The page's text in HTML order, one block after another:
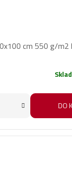
cm 550 g/m2
DO